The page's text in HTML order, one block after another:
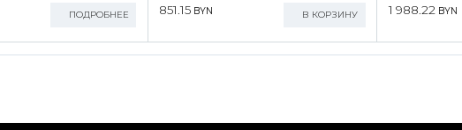
ПОДРОБНЕЕ 851.15 BYN В КОРЗИНУ 1 988.22 BYN